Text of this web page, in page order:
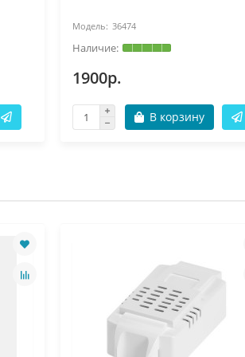
36474
1900р.
В корзину